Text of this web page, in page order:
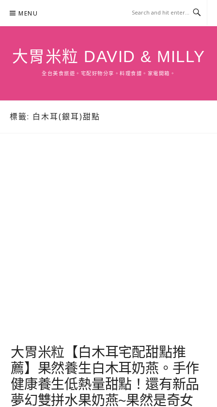
content
MENU
大胃米粒 DAVID & MILLY
全台美食旅遊。宅配好物分享。料理食譜。家電開箱。
標籤: 白木耳(銀耳)甜點
大胃米粒【白木耳宅配甜點推
薦】果然養生白木耳奶燕。手作
健康養生低熱量甜點！還有新品
夢幻雙拼水果奶燕~果然是奇女